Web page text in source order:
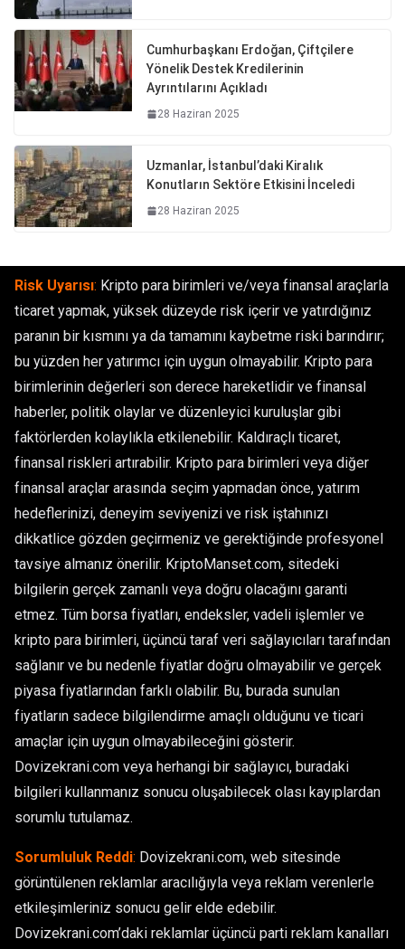
Cumhurbaşkanı Erdoğan, Çiftçilere
Yönelik Destek Kredilerinin
Ayrıntılarını Açıkladı
28 Haziran 2025
Uzmanlar, İstanbul’daki Kiralık
Konutların Sektöre Etkisini İnceledi
28 Haziran 2025
Risk Uyarısı: Kripto para birimleri ve/veya finansal araçlarla
ticaret yapmak, yüksek düzeyde risk içerir ve yatırdığınız
paranın bir kısmını ya da tamamını kaybetme riski barındırır;
bu yüzden her yatırımcı için uygun olmayabilir. Kripto para
birimlerinin değerleri son derece hareketlidir ve finansal
haberler, politik olaylar ve düzenleyici kuruluşlar gibi
faktörlerden kolaylıkla etkilenebilir. Kaldıraçlı ticaret,
finansal riskleri artırabilir. Kripto para birimleri veya diğer
finansal araçlar arasında seçim yapmadan önce, yatırım
hedeflerinizi, deneyim seviyenizi ve risk iştahınızı
dikkatlice gözden geçirmeniz ve gerektiğinde profesyonel
tavsiye almanız önerilir. KriptoManset.com, sitedeki
bilgilerin gerçek zamanlı veya doğru olacağını garanti
etmez. Tüm borsa fiyatları, endeksler, vadeli işlemler ve
kripto para birimleri, üçüncü taraf veri sağlayıcıları tarafından
sağlanır ve bu nedenle fiyatlar doğru olmayabilir ve gerçek
piyasa fiyatlarından farklı olabilir. Bu, burada sunulan
fiyatların sadece bilgilendirme amaçlı olduğunu ve ticari
amaçlar için uygun olmayabileceğini gösterir.
Dovizekrani.com veya herhangi bir sağlayıcı, buradaki
bilgileri kullanmanız sonucu oluşabilecek olası kayıplardan
sorumlu tutulamaz.
Sorumluluk Reddi: Dovizekrani.com, web sitesinde
görüntülenen reklamlar aracılığıyla veya reklam verenlerle
etkileşimleriniz sonucu gelir elde edebilir.
Dovizekrani.com’daki reklamlar üçüncü parti reklam kanalları